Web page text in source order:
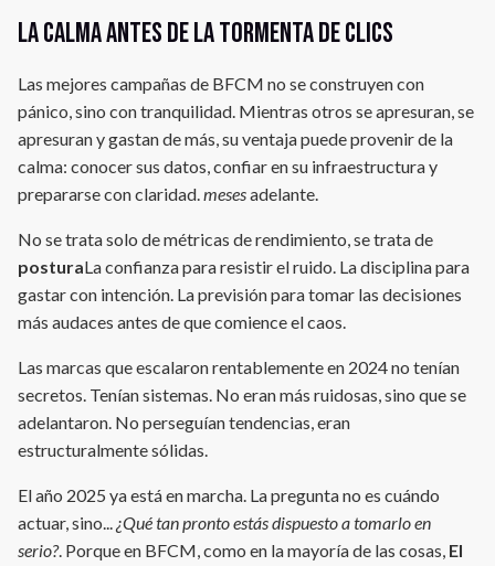
La calma antes de la tormenta de clics
Las mejores campañas de BFCM no se construyen con
pánico, sino con tranquilidad. Mientras otros se apresuran, se
apresuran y gastan de más, su ventaja puede provenir de la
calma: conocer sus datos, confiar en su infraestructura y
prepararse con claridad.mesesadelante.
No se trata solo de métricas de rendimiento, se trata de
posturaLa confianza para resistir el ruido. La disciplina para
gastar con intención. La previsión para tomar las decisiones
más audaces antes de que comience el caos.
Las marcas que escalaron rentablemente en 2024 no tenían
secretos. Tenían sistemas. No eran más ruidosas, sino que se
adelantaron. No perseguían tendencias, eran
estructuralmente sólidas.
El año 2025 ya está en marcha. La pregunta no es cuándo
actuar, sino...¿Qué tan pronto estás dispuesto a tomarlo en
serio?. Porque en BFCM, como en la mayoría de las cosas, El